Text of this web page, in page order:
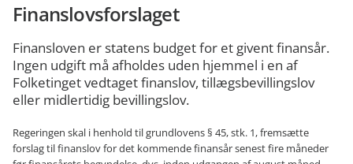
Finanslovsforslaget
Finansloven er statens budget for et givent finansår.
Ingen udgift må afholdes uden hjemmel i en af
Folketinget vedtaget finanslov, tillægsbevillingslov
eller midlertidig bevillingslov.
Regeringen skal i henhold til grundlovens § 45, stk. 1, fremsætte
forslag til finanslov for det kommende finansår senest fire måneder